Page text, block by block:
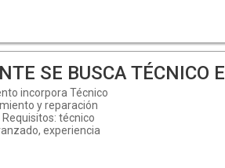
SE BUSCA TÉCNICO ELECTRÓNICO
incorpora Técnico
y reparación
técnico
experiencia